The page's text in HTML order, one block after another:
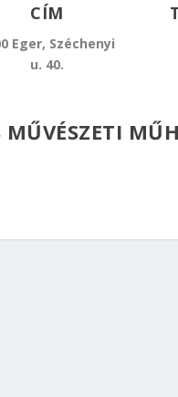
CÍM
Eger, Széchenyi
u. 40.